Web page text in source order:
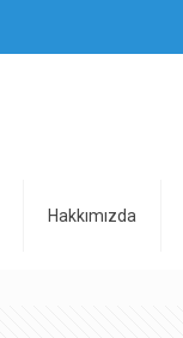
Hakkımızda